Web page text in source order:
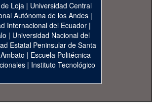
Loja | Universidad Central
Autónoma de los Andes|
Internacional del Ecuador|
| Universidad Nacional del
Estatal Peninsular de Santa
| Escuela Politécnica
| Instituto Tecnológico